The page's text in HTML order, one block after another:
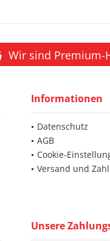
Wir sind Premium-
Informationen
Datenschutz
AGB
Cookie-
Versand und
Unsere